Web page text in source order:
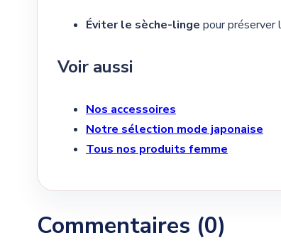
Éviter le sèche-linge pour préserver
Voir aussi
Nos accessoires
Notre sélection mode japonaise
Tous nos produits femme
Commentaires (0)